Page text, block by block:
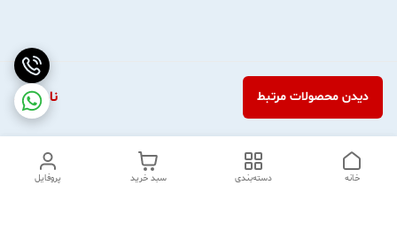
ناموجود دیدن محصولات مرتبط
پروفایل سبد خرید دسته‌بندی خانه